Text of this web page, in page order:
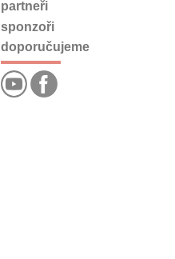
partneři
sponzoři
doporučujeme